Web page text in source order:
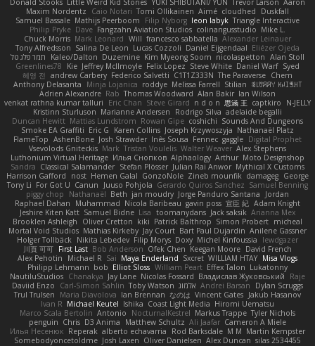
Donald Stooks Little Weird Kid Stories YUKI SHIBUTANI/ YUN Trevor Larson Aaron
Maxim Nordentz
Caio Notari Tomi Ollikainen Aimé cloudhed
Duskfall
Samuel Bassale Mathijs Peerboom Filip Nyborg leon labyk Triangle Interactive
Philip Pryke Dave Fangzahn Aviation Studios colinangusstudio Mike L.
Chuck Morris Mark Leonard Will francesco sabbatella Alexander Leinauer
Tony Alfredsson Salina De Leon Lucas Cozzoli Daniel Eijgendaal Eliézer Ojeda
תמר פלג טל
Kaleo/Dalton Duzemine Kim Myeong Soom nicolaspetton Alan Stoll
Greenlines78
Kie Jeffrey McIlmoyle Felix Lopez Steve White Daniel Warf Syed
혜영 전 andrew Carbery Federico Salvetti C1T1Z333N The Paraverse Chem
Anthony Delasanta
Minja Lojanica roddye Melissa Farrell Stilian ꌃ꒒ꀎꋪꋪꌩ ꀘꈤꀤꁅꃅ꓄
Adrien Alexandre Rab Thomas Woodward Alan Bakir Ian Wilson
venkat rathna kumar talluri
Eric Chan Steve Girard n d o n 思涵 王 captkiro
N-JELLY
Kristinn Sturluson Marianne Andersen Rodrigo Silva adelaide begalli
Duncan Hewitt Mattias Lundstrom Rowan Gipe coshichi Sounds And Dungeons
Smoke EA Graffiti Eric G Karen Collins Joseph Krzywoszyja Nathanaël Platz
FlameTop AshenBone Josh Strawder Inês Sousa Fennec gaggle Digital Prophet
Vsevolods Gniteckis Mark Tristan Voulelis Walter Weaver Alex Stephens
Luthonium Virtual Heritage Илья Снопков Alphaology Arthur Moto Designshop
Sandra Classical Salamander Stefan Plösser Julian Rai Anwor Mythical X Customs
Harrison Gafford
nost Hemen Galal GonzoNole Zineb mounfik damageg George
Tony Li For Got U Canun Juuso Pohjola Gerardo Quiros Sanchez Samuel Benning
piggy chop
Nathanaël Beth jan moudry Jorge Panduro Santana
Jordan
Raphael Dahan
Muhammad Nicola Baribeau gavin poss 宣臣 紀 Adam Knight
Jeshire Kiten Katt Samuel Bidne Lisa toomanydans Jack saksik Arianna Mex
Brooklen Ashleigh
Oliver Cretton kiki Patrick Balthrop Simon Probert micheal
Mortal Void Studios Mathias Kirkeby Jay Court Bart Paul Dujardin Anilene Gassner
Holger Tollbäck Nikita Lebedev Filip Morys Doxy Michel Kinfoussia
lewdgazer
川頁 可可 First Last Bob Anderson Ofek Chen Keegan Moore David French
Alex Pehotin
Michael R Sai Maya Enderland Sxcret WILLIAM HTAY Misa Vlogs
Philipp Lehmann bob Elliot Sloss William Peart Effex Talon Lukatonny
NautiluStudios Chanakya Jay Lane Nicolas Fossard Владислав Жуковський
Raje
Daviid Enzo
Carl-Simon Sahlin Toby Watson אלמוג Andrei Barsan
Dylan Scruggs
Trul Trulsen
Maria Diavolova Ian Brennan なのは Vincent Gates Jakub Hasanov
Ivan R Michael Keutel Ishika Coast Light Media Hiromi Uematsu
Marco Scala Bertolin Antonio NocturnalKestrel Markus Trappe Tyler Nichols
penguin Chris D3 Anima Matthew Schultz Ali Jaafar Cameron A Miele
Илья Несенюк Reperak alberto echavarria Rod Barksdale M M Martin Kempster
Somebodyoncetoldme Josh Laxen Oliver Danielsen Alex Duncan silas 2534455